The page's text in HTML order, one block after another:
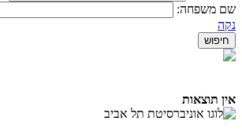
שם משפחה:
נקה
אין תוצאות